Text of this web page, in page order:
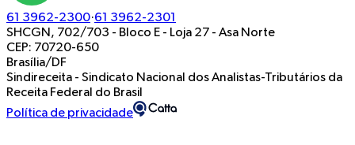
61 3962-2300·61 3962-2301
SHCGN, 702/703 - Bloco E - Loja 27 - Asa Norte
CEP: 70720-650
Brasília/DF
Sindireceita - Sindicato Nacional dos Analistas-Tributários da
Receita Federal do Brasil
Política de privacidade